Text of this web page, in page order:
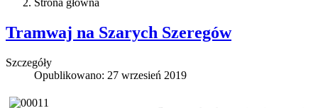
Tramwaj na Szarych Szeregów
Szczegóły
Opublikowano: 27 wrzesień 2019